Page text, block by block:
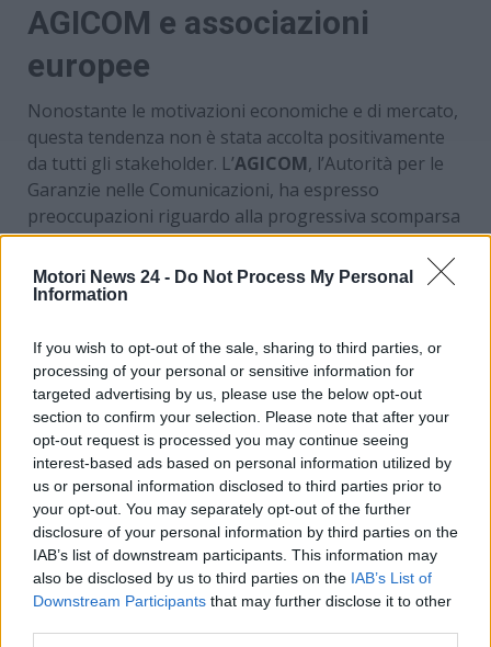
Motori News 24 - Do Not Process My Personal
Information
If you wish to opt-out of the sale, sharing to third parties, or
processing of your personal or sensitive information for
targeted advertising by us, please use the below opt-out
section to confirm your selection. Please note that after your
opt-out request is processed you may continue seeing
interest-based ads based on personal information utilized by
us or personal information disclosed to third parties prior to
your opt-out. You may separately opt-out of the further
disclosure of your personal information by third parties on the
IAB’s list of downstream participants. This information may
also be disclosed by us to third parties on the IAB’s List of
Downstream Participants that may further disclose it to other
AGICOM e associazioni
europee
Nonostante le motivazioni economiche e di mercato,
questa tendenza non è stata accolta positivamente
da tutti gli stakeholder. L’AGICOM, l’Autorità per le
Garanzie nelle Comunicazioni, ha espresso
preoccupazioni riguardo alla progressiva scomparsa
della radio tradizionale dalle auto, sottolineando i
rischi per lapluralità dell’informazionee per
l’accesso a contenuti radiofonici in mobilità.
Secondo i dati raccolti, a partire dal 2011 l’auto è
divenuta il luogo principale di ascolto radiofonico per
gli italiani. L’abbandono delle frequenze tradizionali
in favore della trasmissione via Internet potrebbe
penalizzare sia gli editori radiofonici, soprattutto
quelli locali o pubblici, sia gli utenti meno tecnologici
o privi di connettività adeguata.
Parallelamente, analoghe preoccupazioni sono
emerse negli Stati Uniti, dove la National
Association of Public Broadcastersha messo in
guardia sulla possibile scomparsa della radio AM, un